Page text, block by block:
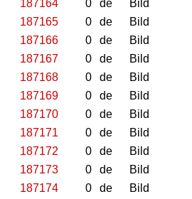
187164 0 de Bild
187165
0 de Bild
187166
0 de Bild
187167
0 de Bild
187168
0 de Bild
187169
0 de Bild
187170
0 de Bild
187171
0 de Bild
187172
0 de Bild
187173
0 de Bild
187174
0 de Bild